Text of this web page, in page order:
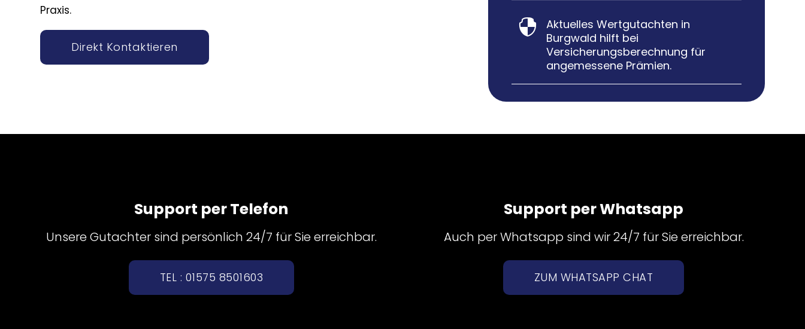
Praxis.
Direkt Kontaktieren

Aktuelles Wertgutachten in
Burgwald hilft bei
Versicherungsberechnung für
angemessene Prämien.
Support per Telefon
Unsere Gutachter sind persönlich 24/7 für Sie erreichbar.
TEL : 01575 8501603
Support per Whatsapp
Auch per Whatsapp sind wir 24/7 für Sie erreichbar.
ZUM WHATSAPP CHAT